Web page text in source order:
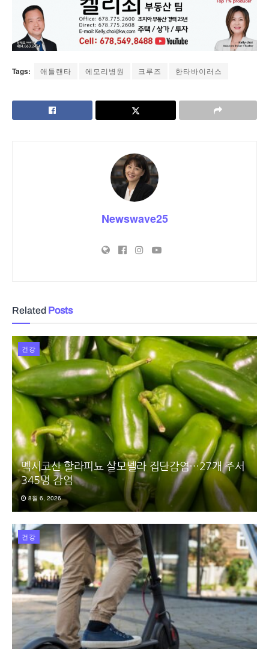
Tags: 애틀랜타 에모리병원 크루즈 한타바이러스
Newswave25
Related Posts
건강
멕시코산 할라피뇨 살모넬라 집단감염…27개 주서
345명 감염
8월 6, 2026
건강